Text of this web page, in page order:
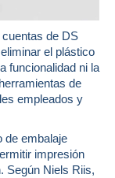
de DS
el plástico
funcionalidad ni la
de
empleados y
de embalaje
impresión
Según Niels Riis,